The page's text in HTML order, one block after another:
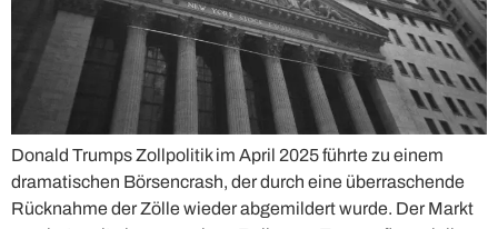
Donald Trumps Zollpolitik im April 2025 führte zu einem
dramatischen Börsencrash, der durch eine überraschende
Rücknahme der Zölle wieder abgemildert wurde. Der Markt